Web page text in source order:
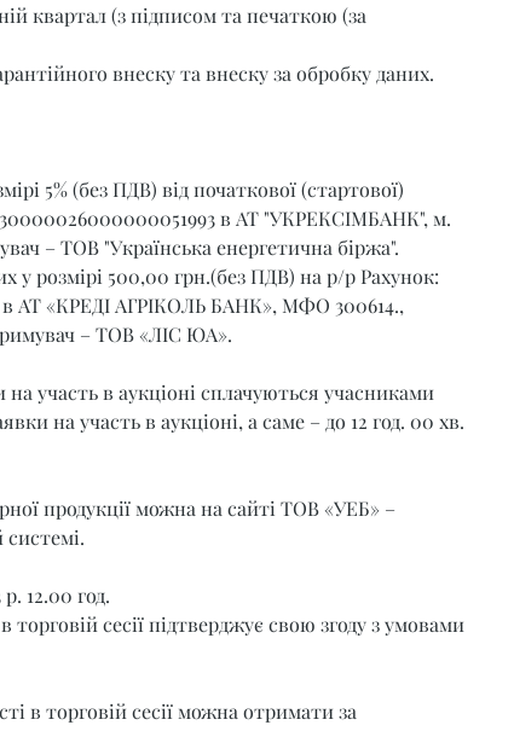
квартал (з підписом та печаткою (за
внеску та внеску за обробку даних.
5% (без ПДВ) від початкової (стартової)
в АТ "УКРЕКСІМБАНК", м.
– ТОВ "Українська енергетична біржа".
у розмірі 500,00 грн.(без ПДВ) на р/р Рахунок:
в АТ «КРЕДІ АГРІКОЛЬ БАНК», МФО 300614.,
– ТОВ «ЛІС ЮА».
участь в аукціоні сплачуються учасниками
на участь в аукціоні, а саме – до 12 год. 00 хв.
продукції можна на сайті ТОВ «УЕБ» –
12.00 год.
сесії підтверджує свою згоду з умовами
в торговій сесії можна отримати за